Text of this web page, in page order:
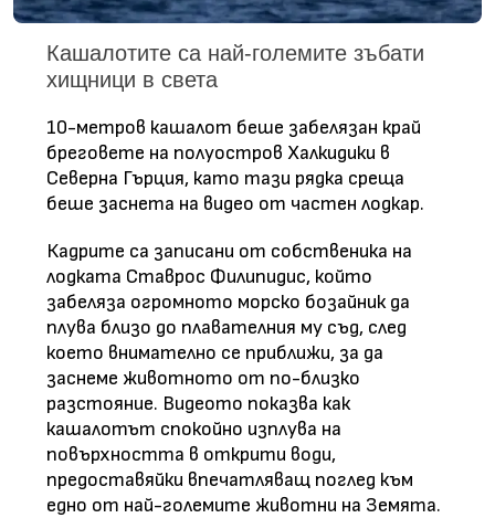
Кашалотите са най-големите зъбати
хищници в света
10-метров кашалот беше забелязан край
бреговете на полуостров Халкидики в
Северна Гърция, като тази рядка среща
беше заснета на видео от частен лодкар.
Кадрите са записани от собственика на
лодката Ставрос Филипидис, който
забеляза огромното морско бозайник да
плува близо до плавателния му съд, след
което внимателно се приближи, за да
заснеме животното от по-близко
разстояние. Видеото показва как
кашалотът спокойно изплува на
повърхността в открити води,
предоставяйки впечатляващ поглед към
едно от най-големите животни на Земята.